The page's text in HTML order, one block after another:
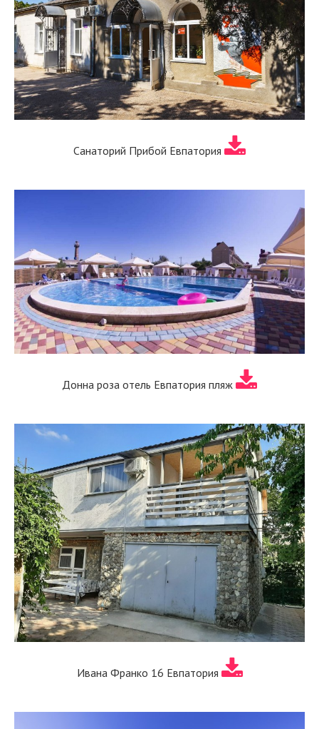
Санаторий Прибой Евпатория
Донна роза отель Евпатория пляж
Ивана Франко 16 Евпатория